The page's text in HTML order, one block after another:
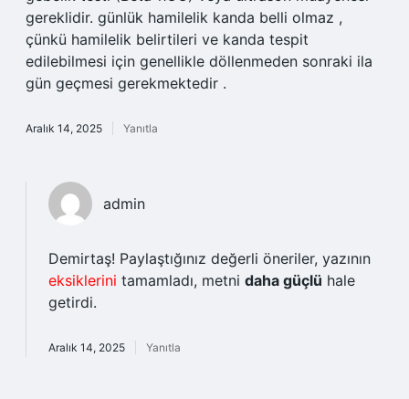
gereklidir. günlük hamilelik kanda belli olmaz ,
çünkü hamilelik belirtileri ve kanda tespit
edilebilmesi için genellikle döllenmeden sonraki ila
gün geçmesi gerekmektedir .
Aralık 14, 2025 Yanıtla
admin
Demirtaş! Paylaştığınız değerli öneriler, yazının
eksiklerini tamamladı, metni daha güçlü hale
getirdi.
Aralık 14, 2025 Yanıtla